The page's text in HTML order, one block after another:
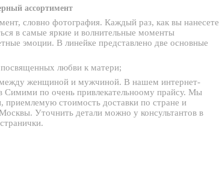
ассортимент
словно фотография. Каждый раз, как вы нанесете
в самые яркие и волнительные моменты
эмоции. В линейке представлено две основные
любви к матери;
между женщиной и мужчиной. В нашем интернет-
Симими по очень привлекательноому прайсу. Мы
стоимость доставки по стране и
Уточнить детали можно у консультантов в